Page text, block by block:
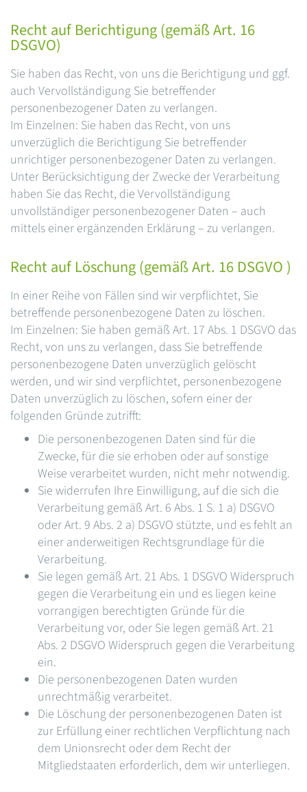
Recht auf Berichtigung (gemäß Art. 16
DSGVO)
Sie haben das Recht, von uns die Berichtigung und ggf.
auch Vervollständigung Sie betreffender
personenbezogener Daten zu verlangen.
Im Einzelnen: Sie haben das Recht, von uns
unverzüglich die Berichtigung Sie betreffender
unrichtiger personenbezogener Daten zu verlangen.
Unter Berücksichtigung der Zwecke der Verarbeitung
haben Sie das Recht, die Vervollständigung
unvollständiger personenbezogener Daten – auch
mittels einer ergänzenden Erklärung – zu verlangen.
Recht auf Löschung (gemäß Art. 16 DSGVO )
In einer Reihe von Fällen sind wir verpflichtet, Sie
betreffende personenbezogene Daten zu löschen.
Im Einzelnen: Sie haben gemäß Art. 17 Abs. 1 DSGVO das
Recht, von uns zu verlangen, dass Sie betreffende
personenbezogene Daten unverzüglich gelöscht
werden, und wir sind verpflichtet, personenbezogene
Daten unverzüglich zu löschen, sofern einer der
folgenden Gründe zutrifft:
Die personenbezogenen Daten sind für die
Zwecke, für die sie erhoben oder auf sonstige
Weise verarbeitet wurden, nicht mehr notwendig.
Sie widerrufen Ihre Einwilligung, auf die sich die
Verarbeitung gemäß Art. 6 Abs. 1 S. 1 a) DSGVO
oder Art. 9 Abs. 2 a) DSGVO stützte, und es fehlt an
einer anderweitigen Rechtsgrundlage für die
Verarbeitung.
Sie legen gemäß Art. 21 Abs. 1 DSGVO Widerspruch
gegen die Verarbeitung ein und es liegen keine
vorrangigen berechtigten Gründe für die
Verarbeitung vor, oder Sie legen gemäß Art. 21
Abs. 2 DSGVO Widerspruch gegen die Verarbeitung
ein.
Die personenbezogenen Daten wurden
unrechtmäßig verarbeitet.
Die Löschung der personenbezogenen Daten ist
zur Erfüllung einer rechtlichen Verpflichtung nach
dem Unionsrecht oder dem Recht der
Mitgliedstaaten erforderlich, dem wir unterliegen.